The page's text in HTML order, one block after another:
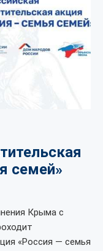
семей»
Крыма с
«Россия — семья